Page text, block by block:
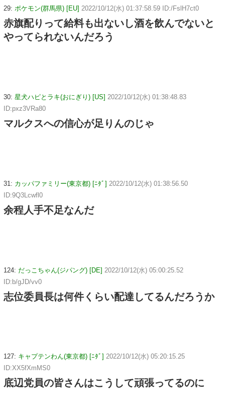
29: ポケモン(群馬県) [EU] 2022/10/12(水) 01:37:58.59 ID:/FslH7ct0
赤旗配りって給料も出ないし酒を飲んでないと
やってられないんだろう
30: 星犬ハピとラキ(おにぎり) [US] 2022/10/12(水) 01:38:48.83
ID:pxz3VRa80
マルクスへの信心が足りんのじゃ
31: カッパファミリー(東京都) [ﾆﾀﾞ] 2022/10/12(水) 01:38:56.50
ID:9Q3Lcwfl0
余程人手不足なんだ
124: だっこちゃん(ジパング) [DE] 2022/10/12(水) 05:00:25.52
ID:b/gJD/vv0
志位委員長は何件くらい配達してるんだろうか
127: キャプテンわん(東京都) [ﾆﾀﾞ] 2022/10/12(水) 05:20:15.25
ID:XX5fXmMS0
底辺党員の皆さんはこうして頑張ってるのに